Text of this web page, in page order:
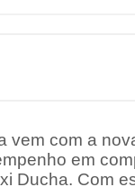
vem com a
em
Ducha. Com